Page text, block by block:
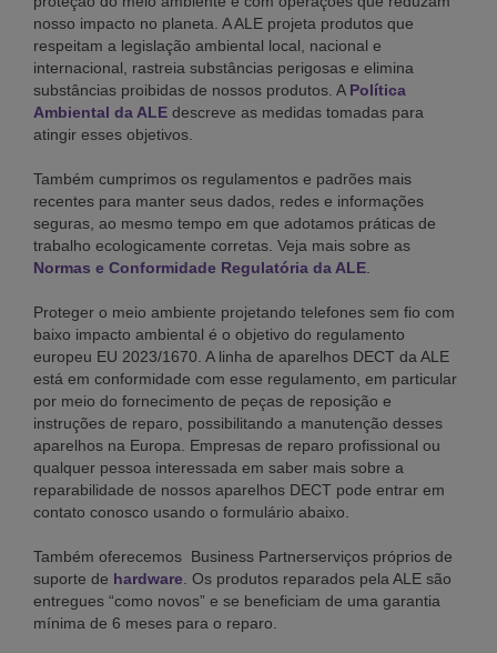
nosso impacto no planeta. A ALE projeta produtos que
respeitam a legislação ambiental local, nacional e
internacional, rastreia substâncias perigosas e elimina
substâncias proibidas de nossos produtos. A Política
Ambiental da ALE descreve as medidas tomadas para
atingir esses objetivos.
Também cumprimos os regulamentos e padrões mais
recentes para manter seus dados, redes e informações
seguras, ao mesmo tempo em que adotamos práticas de
trabalho ecologicamente corretas. Veja mais sobre as
Normas e Conformidade Regulatória da ALE
Proteger o meio ambiente projetando telefones sem fio com
baixo impacto ambiental é o objetivo do regulamento
europeu EU 2023/1670. A linha de aparelhos DECT da ALE
está em conformidade com esse regulamento, em particular
por meio do fornecimento de peças de reposição e
instruções de reparo, possibilitando a manutenção desses
aparelhos na Europa. Empresas de reparo profissional ou
qualquer pessoa interessada em saber mais sobre a
reparabilidade de nossos aparelhos DECT pode entrar em
contato conosco usando o formulário abaixo.
Também oferecemos Business Partnerserviços próprios de
suporte de hardware . Os produtos reparados pela ALE são
entregues “como novos” e se beneficiam de uma garantia
mínima de 6 meses para o reparo.